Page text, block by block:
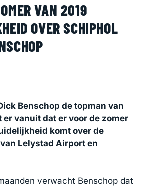
VAN 2019
OVER SCHIPHOL
Benschop de topman van
er vanuit dat er voor de zomer
komt over de
Lelystad Airport en
verwacht Benschop dat